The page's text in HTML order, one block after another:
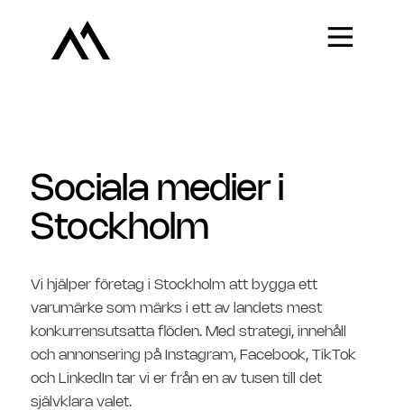
Sociala medier i
Stockholm
Vi hjälper företag i Stockholm att bygga ett
varumärke som märks i ett av landets mest
konkurrensutsatta flöden. Med strategi, innehåll
och annonsering på Instagram, Facebook, TikTok
och LinkedIn tar vi er från en av tusen till det
självklara valet.